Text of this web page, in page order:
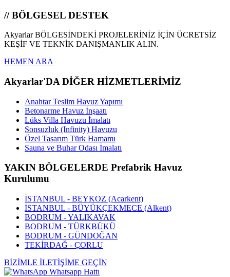
// BÖLGESEL DESTEK
Akyarlar BÖLGESİNDEKİ PROJELERİNİZ İÇİN ÜCRETSİZ
KEŞİF VE TEKNİK DANIŞMANLIK ALIN.
HEMEN ARA
Akyarlar'DA DİĞER HİZMETLERİMİZ
Anahtar Teslim Havuz Yapımı
Betonarme Havuz İnşaatı
Lüks Villa Havuzu İmalatı
Sonsuzluk (Infinity) Havuzu
Özel Tasarım Türk Hamamı
Sauna ve Buhar Odası İmalatı
YAKIN BÖLGELERDE Prefabrik Havuz
Kurulumu
İSTANBUL - BEYKOZ (Acarkent)
İSTANBUL - BÜYÜKÇEKMECE (Alkent)
BODRUM - YALIKAVAK
BODRUM - TÜRKBÜKÜ
BODRUM - GÜNDOĞAN
TEKİRDAĞ - ÇORLU
BİZİMLE İLETİŞİME GEÇİN
Whatsapp Hattı